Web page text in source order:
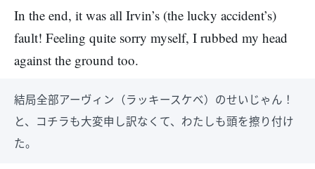
In the end, it was all Irvin’s (the lucky accident’s)
fault! Feeling quite sorry myself, I rubbed my head
against the ground too.
結局全部アーヴィン（ラッキースケベ）のせいじゃん！
と、コチラも大変申し訳なくて、わたしも頭を擦り付け
た。